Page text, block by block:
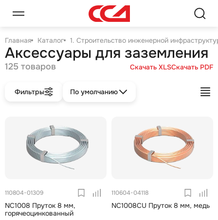
Главная Каталог 1. Строительство инженерной
Аксессуары для заземления
125 товаров Скачать XLSСкачать PDF
Фильтры По умолчанию
110804-01309
NC1008 Пруток 8 мм,
горячеоцинкованный
110604-04118
NC1008CU Пруток 8 мм, медь